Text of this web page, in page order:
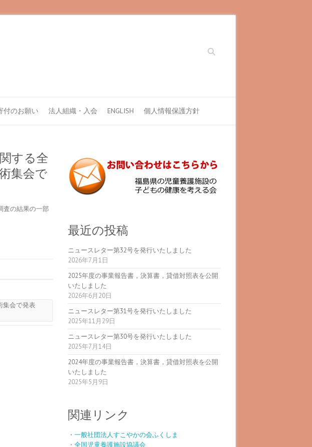
Search
付のお願い 法人組織・入会 ENGLISH 個人情報保護方針
する全
集会で
査の結果の一部
集会で発表
最近の投稿
ニュースレター第32号を発行いたしました
2026年7月1日
2025年度の事業報告書，決算書，貸借対照表を公開
いたしました
2026年6月20日
ニュースレター第31号を発行いたしました
2025年11月29日
ニュースレター第30号を発行いたしました
2025年7月14日
2024年度の事業報告書，決算書，貸借対照表を公開
いたしました
2025年5月9日
関連リンク
・一般社団法人すこやかの会ふくしま
・全国児童養護施設協議会